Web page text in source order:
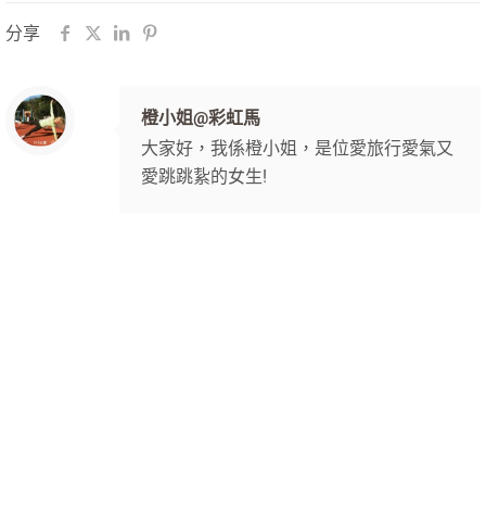
分享
橙小姐@彩虹馬
大家好，我係橙小姐，是位愛旅行愛氣又
愛跳跳紥的女生!